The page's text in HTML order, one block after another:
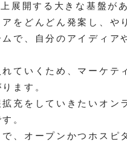
展開する大きな基盤が
をどんどん発案し、や
ムで、自分のアイディ
れていくため、マーケ
ます。
拡充をしていきたいオ
。
で、オープンかつホス